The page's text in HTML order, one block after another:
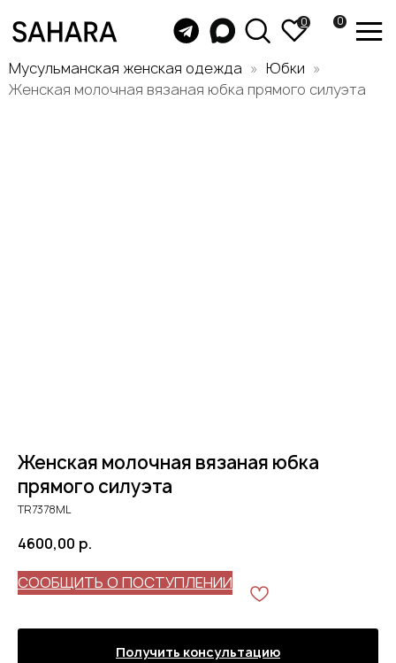
0
Мусульманская женская одежда
Юбки
Женская молочная вязаная юбка прямого силуэта
Женская молочная вязаная юбка
прямого силуэта
TR7378ML
4600,00 р.
СООБЩИТЬ О ПОСТУПЛЕНИИ
Получить консультацию